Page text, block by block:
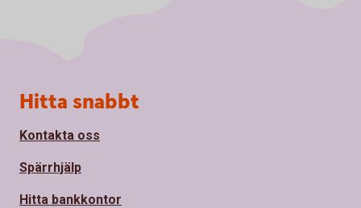
Sidfot
Hitta snabbt
Kontakta oss
Spärrhjälp
Hitta bankkontor